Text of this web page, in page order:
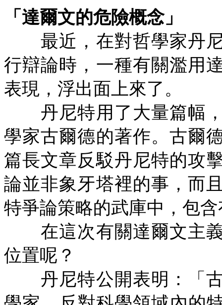
「達爾文的危險概念」
最近，在對哲學家丹尼
行辯論時，一種有關濫用
表現，浮出面上來了。
丹尼特用了大量篇幅，
學家古爾德的著作。古爾
篇長文章反駁丹尼特的攻
論並非象牙塔裡的事，而
特爭論策略的武庫中，包
在這次有關達爾文主義
位置呢？
丹尼特公開表明：「古